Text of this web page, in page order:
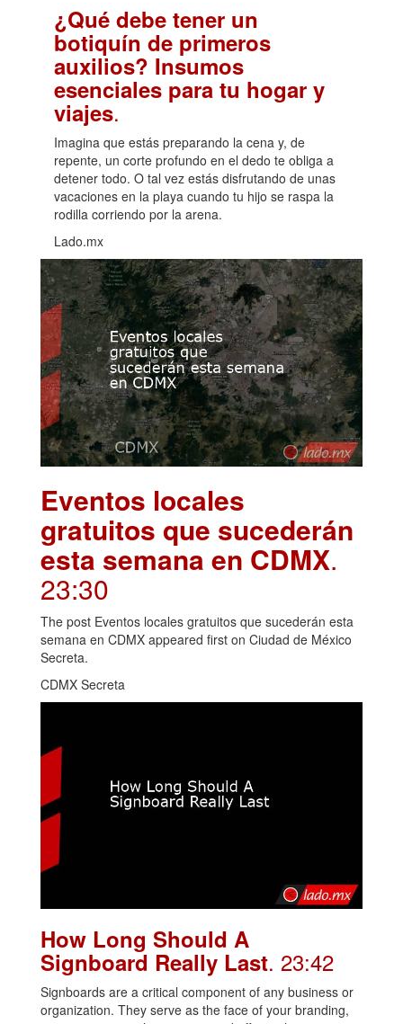
¿Qué debe tener un
botiquín de primeros
auxilios? Insumos
esenciales para tu hogar y
viajes.
Imagina que estás preparando la cena y, de
repente, un corte profundo en el dedo te obliga a
detener todo. O tal vez estás disfrutando de unas
vacaciones en la playa cuando tu hijo se raspa la
rodilla corriendo por la arena.
Lado.mx
Eventos locales
gratuitos que sucederán
esta semana en CDMX.
23:30
The post Eventos locales gratuitos que sucederán esta
semana en CDMX appeared first on Ciudad de México
Secreta.
CDMX Secreta
How Long Should A
Signboard Really Last. 23:42
Signboards are a critical component of any business or
organization. They serve as the face of your branding,